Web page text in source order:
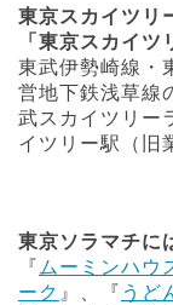
東京スカイツリ
「東京スカイ
東武伊勢崎線・
営地下鉄浅草線
武スカイツリー
イツリー駅（旧
東京ソラマチに
『 ムーミンハウ
ーク 』、『 うど